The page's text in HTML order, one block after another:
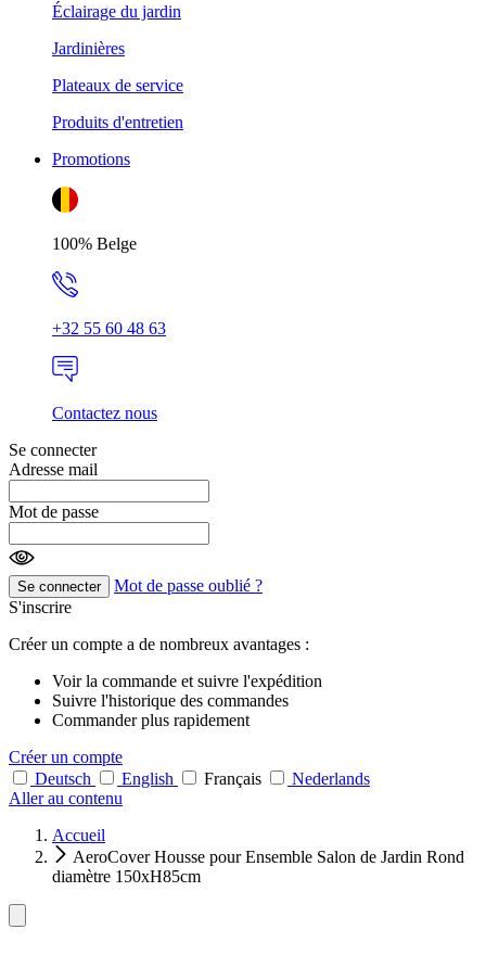
Éclairage du jardin
Jardinières
Plateaux de service
Produits d'entretien
Promotions
100% Belge
+32 55 60 48 63
Contactez nous
Se connecter
Adresse mail
Mot de passe
Se connecter
Mot de passe oublié ?
S'inscrire
Créer un compte a de nombreux avantages :
Voir la commande et suivre l'expédition
Suivre l'historique des commandes
Commander plus rapidement
Créer un compte
Deutsch
English Français
Nederlands
Aller au contenu
Accueil
AeroCover Housse pour Ensemble Salon de Jardin Rond
diamètre 150xH85cm